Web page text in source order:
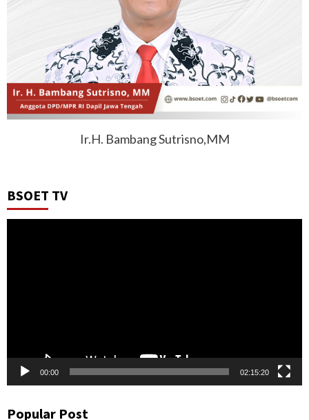
Ir.H. Bambang Sutrisno,MM
BSOET TV
00:00 02:15:20
Popular Post